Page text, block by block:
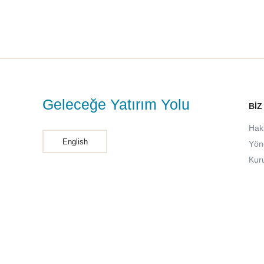
Geleceğe Yatırım Yolu
English